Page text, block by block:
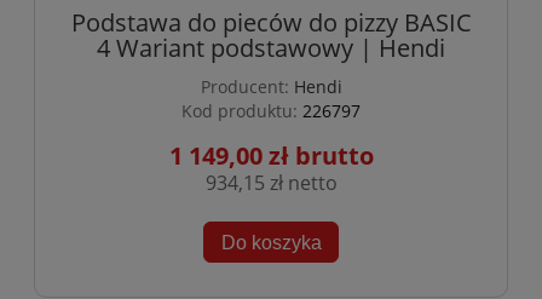
Podstawa do pieców do pizzy BASIC
4 Wariant podstawowy | Hendi
Producent: Hendi
Kod produktu: 226797
1 149,00 zł
934,15 zł
Do koszyka